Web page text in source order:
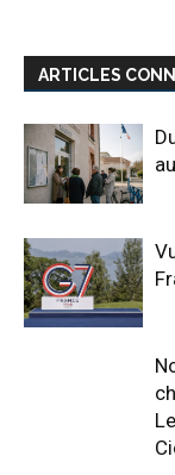
ARTICLES